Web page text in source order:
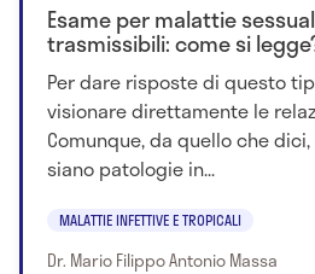
Esame per malattie
trasmissibili: come si
Per dare risposte di questo
visionare direttamente le
Comunque, da quello che
siano patologie in...
MALATTIE INFETTIVE E TROPICALI
Dr. Mario Filippo Antonio Massa